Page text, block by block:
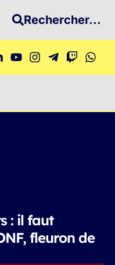
Rechercher...
: il faut
fleuron de